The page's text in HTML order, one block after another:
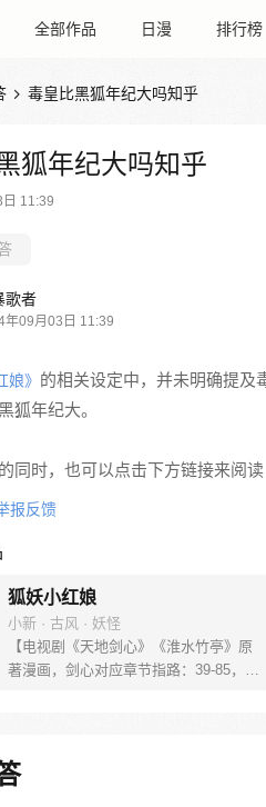
全部作品 日漫 排行榜
 毒皇比黑狐年纪大吗知乎
狐年纪大吗知乎
11:39
歌者
年09月03日 11:39
娘》 的相关设定中，并未明确提及
狐年纪大。
同时，也可以点击下方链接来阅读
报反馈
狐妖小红娘
小新 · 古风 · 妖怪
【电视剧《天地剑心》《淮水竹亭》原
著漫画，剑心对应章节指路：39-85，淮
新。）